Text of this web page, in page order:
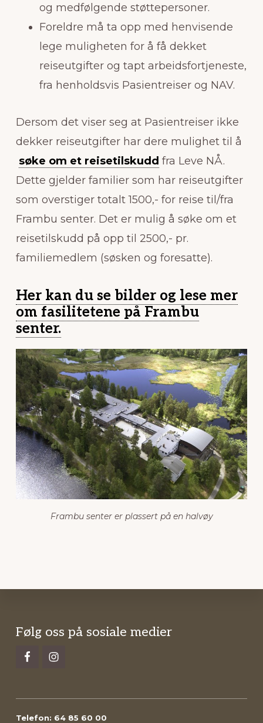
og medfølgende støttepersoner.
Foreldre må ta opp med henvisende
lege muligheten for å få dekket
reiseutgifter og tapt arbeidsfortjeneste,
fra henholdsvis Pasientreiser og NAV.
Dersom det viser seg at Pasientreiser ikke
dekker reiseutgifter har dere mulighet til å
søke om et reisetilskudd fra Leve NÅ.
Dette gjelder familier som har reiseutgifter
som overstiger totalt 1500,- for reise til/fra
Frambu senter. Det er mulig å søke om et
reisetilskudd på opp til 2500,- pr.
familiemedlem (søsken og foresatte).
Her kan du se bilder og lese mer
om fasilitetene på Frambu
senter.
Frambu senter er plassert på en halvøy
Footer
Følg oss på sosiale medier
Telefon: 64 85 60 00